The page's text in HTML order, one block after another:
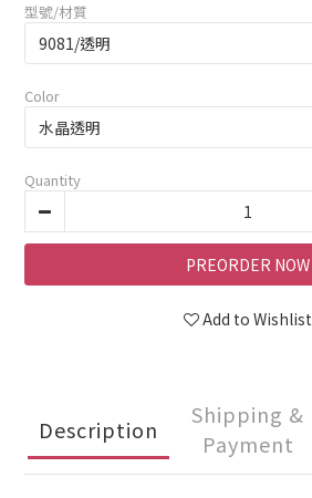
型號/材質
Color
Quantity
PREORDER NOW
Add to Wishlist
Description
Shipping &
Payment